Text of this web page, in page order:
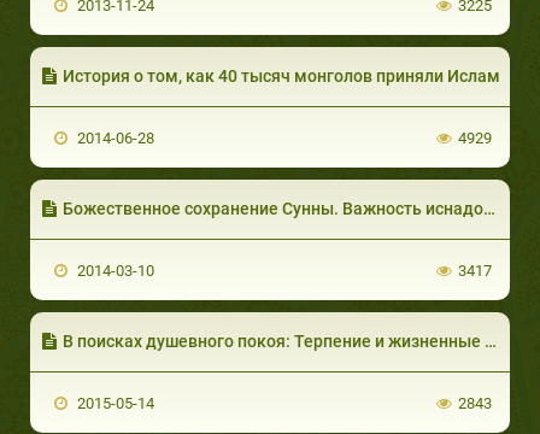
2013-11-24 3225
История о том, как 40 тысяч монголов приняли Ислам
2014-06-28 4929
Божественное сохранение Сунны. Важность иснадов и их история (3 из 7)
2014-03-10 3417
В поисках душевного покоя: Терпение и жизненные цели (часть 3 из 4)
2015-05-14 2843